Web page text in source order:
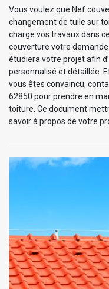
Vous voulez que Nef
changement de tuile sur
charge vos travaux dans
couverture votre
étudiera votre projet afin
personnalisé et détaillée.
vous êtes convaincu,
62850 pour prendre en
toiture. Ce document
savoir à propos de votre